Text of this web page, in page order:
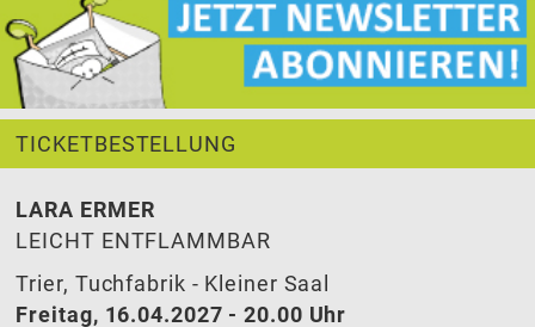
TICKETBESTELLUNG
LARA ERMER
LEICHT ENTFLAMMBAR
Trier, Tuchfabrik - Kleiner Saal
Freitag, 16.04.2027 - 20.00 Uhr